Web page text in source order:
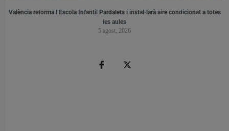
València reforma l’Escola Infantil Pardalets i instal·larà aire condicionat a totes
les aules
5 agost, 2026